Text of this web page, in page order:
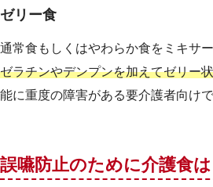
ゼリー食
通常食もしくはやわらか食をミキサ
ゼラチンやデンプンを加えてゼリー
能に重度の障害がある要介護者向けで
誤嚥防止のために介護食